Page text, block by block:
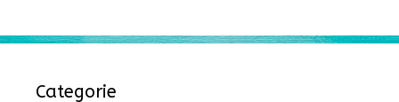
Categorie